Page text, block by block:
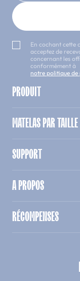
En cochant cette
acceptez de
concernant les
conformément à
notre politique de
PRODUIT
MATELAS PAR TAILLE
SUPPORT
A PROPOS
RÉCOMPENSES